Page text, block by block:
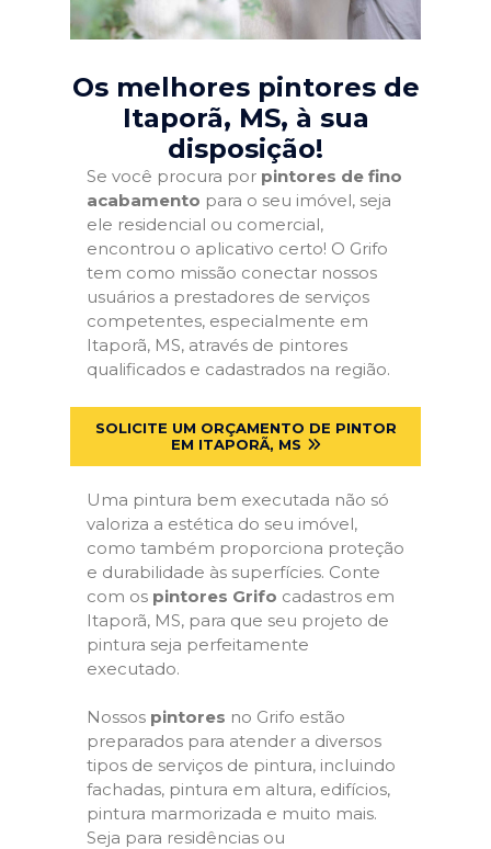
Os melhores pintores de
Itaporã, MS, à sua
disposição!
Se você procura por pintores de fino
acabamento para o seu imóvel, seja
ele residencial ou comercial,
encontrou o aplicativo certo! O Grifo
tem como missão conectar nossos
usuários a prestadores de serviços
competentes, especialmente em
Itaporã, MS, através de pintores
qualificados e cadastrados na região.
SOLICITE UM ORÇAMENTO DE PINTOR
EM ITAPORÃ, MS
Uma pintura bem executada não só
valoriza a estética do seu imóvel,
como também proporciona proteção
e durabilidade às superfícies. Conte
com os pintores Grifo cadastros em
Itaporã, MS, para que seu projeto de
pintura seja perfeitamente
executado.
Nossos pintores no Grifo estão
preparados para atender a diversos
tipos de serviços de pintura, incluindo
fachadas, pintura em altura, edifícios,
pintura marmorizada e muito mais.
Seja para residências ou